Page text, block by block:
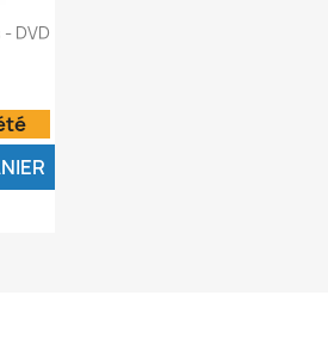
DVD